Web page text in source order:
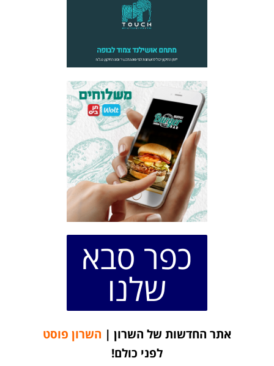
כפר סבא
שלנו
אתר החדשות של השרון | השרון פוסט
לפני כולם!